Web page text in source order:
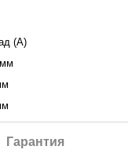
(А)
Гарантия